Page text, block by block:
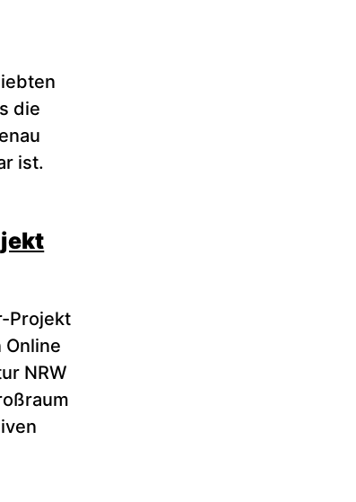
die
ist.
Projekt
Online
NRW